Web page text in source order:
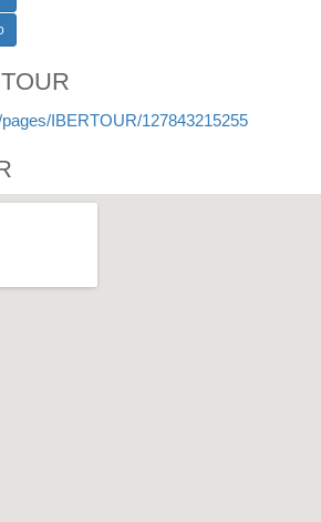
IBERTOUR/127843215255